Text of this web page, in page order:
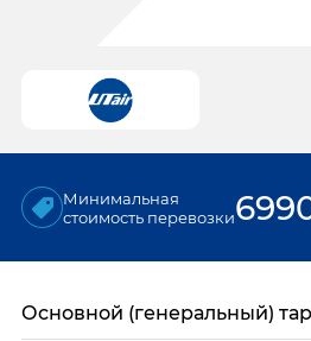
Минимальная
стоимость перевозки
Основной (генеральный)